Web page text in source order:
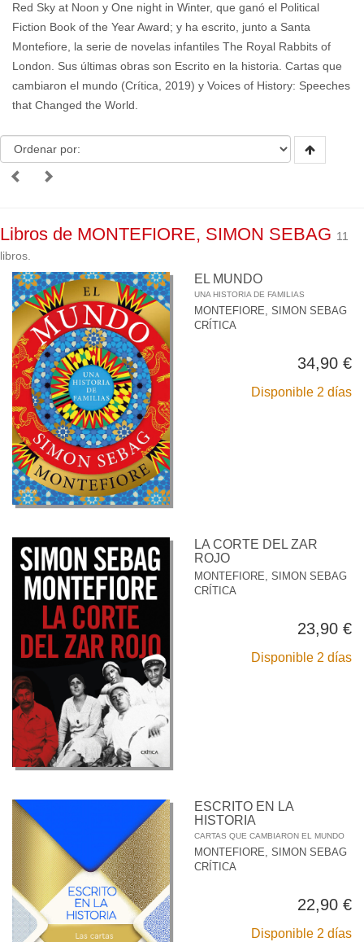
Red Sky at Noon y One night in Winter, que ganó el Political
Fiction Book of the Year Award; y ha escrito, junto a Santa
Montefiore, la serie de novelas infantiles The Royal Rabbits of
London. Sus últimas obras son Escrito en la historia. Cartas que
cambiaron el mundo (Crítica, 2019) y Voices of History: Speeches
that Changed the World.
Libros de MONTEFIORE, SIMON SEBAG 11
libros.
EL MUNDO
UNA HISTORIA DE FAMILIAS
MONTEFIORE, SIMON SEBAG
CRÍTICA
34,90 €
Disponible 2 días
LA CORTE DEL ZAR
ROJO
MONTEFIORE, SIMON SEBAG
CRÍTICA
23,90 €
Disponible 2 días
ESCRITO EN LA
HISTORIA
CARTAS QUE CAMBIARON EL MUNDO
MONTEFIORE, SIMON SEBAG
CRÍTICA
22,90 €
Disponible 2 días